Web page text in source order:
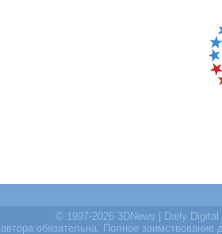
© 1997-2026 3DNews | Daily
обязательна. Полное